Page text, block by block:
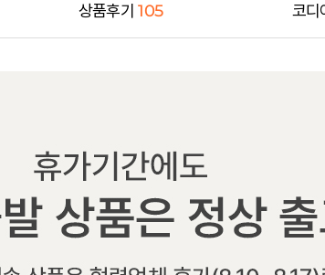
상품후기105 코디